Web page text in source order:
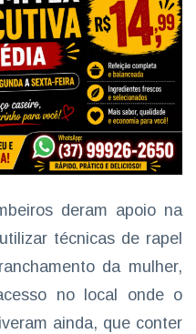
deram apoio na
técnicas de rapel
da mulher,
no local onde o
ainda, que conter